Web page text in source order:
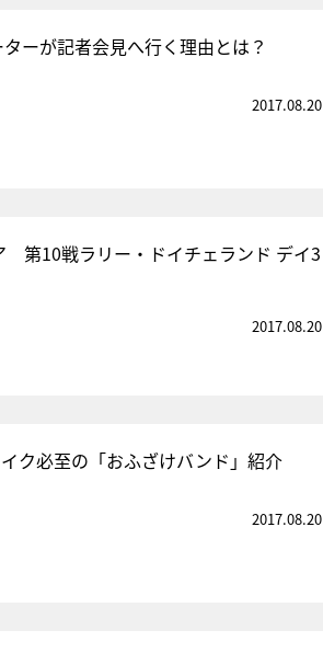
ーが記者会見へ行く理由とは？
2017.08.20
第10戦ラリー・ドイチェランド デイ3
2017.08.20
ク必至の「おふざけバンド」紹介
2017.08.20